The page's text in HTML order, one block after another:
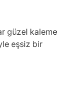
güzel kaleme
eşsiz bir